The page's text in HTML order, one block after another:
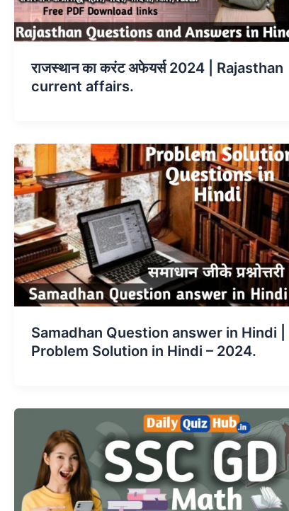
राजस्थान का करंट अफेयर्स 2024 | Rajasthan
current affairs.
Samadhan Question answer in Hindi |
Problem Solution in Hindi – 2024.